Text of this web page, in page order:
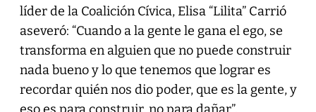
líder de la Coalición Cívica, Elisa “Lilita” Carrió
aseveró: “Cuando a la gente le gana el ego, se
transforma en alguien que no puede construir
nada bueno y lo que tenemos que lograr es
recordar quién nos dio poder, que es la gente, y
eso es para construir, no para dañar”.